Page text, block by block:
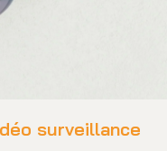
surveillance